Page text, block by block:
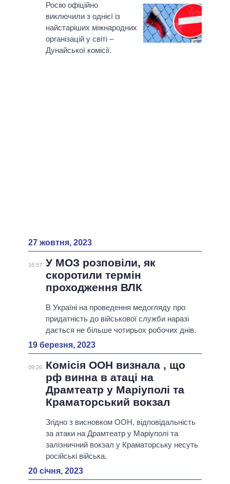
Росію офіційно
виключили з однієї із
найстаріших міжнародних
організацій у світі –
Дунайської комісії.
27 жовтня, 2023
16:57 У МОЗ розповіли, як
скоротили термін
проходження ВЛК
В Україні на проведення медогляду про
придатність до військової служби наразі
дається не більше чотирьох робочих днів.
19 березня, 2023
09:26
Комісія ООН визнала , що
рф винна в атаці на
Драмтеатр у Маріуполі та
Краматорський вокзал
Згідно з висновком ООН, відповідальність
за атаки на Драмтеатр у Маріуполі та
залізничний вокзал у Краматорську несуть
російські війська.
20 січня, 2023